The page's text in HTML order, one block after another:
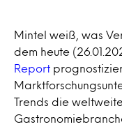
Mintel weiß, was
dem heute
Report
Trends die